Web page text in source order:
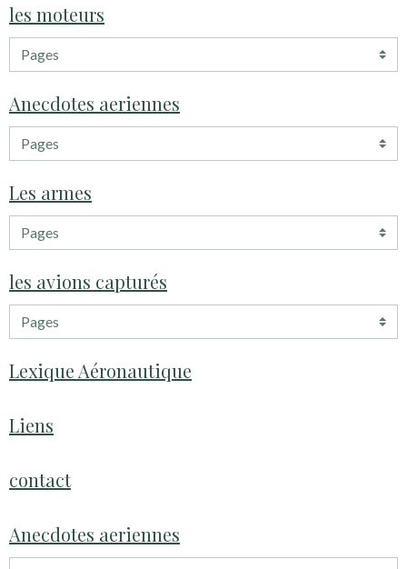
les moteurs
Anecdotes aeriennes
Les armes
les avions capturés
Lexique Aéronautique
Liens
contact
Anecdotes aeriennes